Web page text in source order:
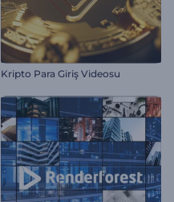
Kripto Para Giriş Videosu